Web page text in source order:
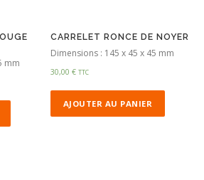
mm
CARRELET RONCE DE NOYER
Dimensions : 145 x 45 x 45 mm
30,00€ TTC
AJOUTER AU PANIER